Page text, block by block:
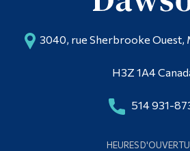
3040, rue Sherbrooke Ouest,
H3Z 1A4
514 931-
HEURES